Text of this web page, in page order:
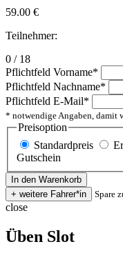
59.00 €
Teilnehmer:
0 / 18
Pflichtfeld Vorname*
Pflichtfeld Nachname*
Pflichtfeld E-Mail*
* notwendige Angaben, damit
Preisoption
Standardpreis
Gutschein
Spare
close
Üben Slot